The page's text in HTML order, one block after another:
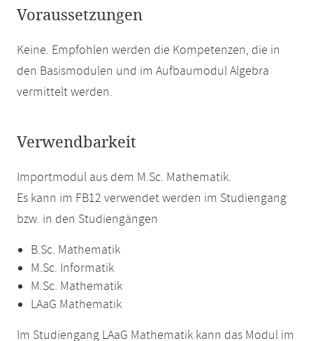
Voraussetzungen
Keine. Empfohlen werden die Kompetenzen, die in
den Basismodulen und im Aufbaumodul Algebra
vermittelt werden.
Verwendbarkeit
Importmodul aus dem M.Sc. Mathematik.
Es kann im FB12 verwendet werden im Studiengang
bzw. in den Studiengängen
B.Sc. Mathematik
M.Sc. Informatik
M.Sc. Mathematik
LAaG Mathematik
Im Studiengang LAaG Mathematik kann das Modul im